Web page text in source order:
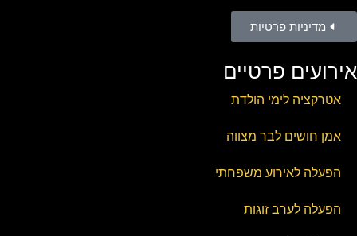
מדיניות פרטיות
אירועים פרטיים
אטרקציה לימי הולדת
אמן חושים לבר מצווה
הפעלה לאירוע משפחתי
הפעלה לערב זוגות